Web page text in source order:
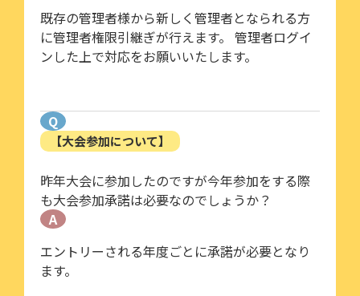
既存の管理者様から新しく管理者となられる方
に管理者権限引継ぎが行えます。 管理者ログイ
ンした上で対応をお願いいたします。
Q
【大会参加について】
昨年大会に参加したのですが今年参加をする際
も大会参加承諾は必要なのでしょうか？
A
エントリーされる年度ごとに承諾が必要となり
ます。